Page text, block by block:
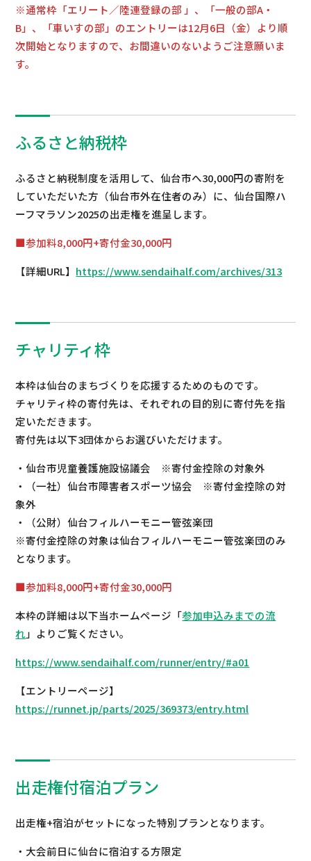
※通常枠「エリート／陸連登録の部 」、「一般の部A・
B」、「車いすの部」のエントリーは12月6日（金）より順
次開始となりますので、お間違いのないようご注意願いま
す。
ふるさと納税枠
ふるさと納税制度を活用して、仙台市へ30,000円の寄附を
していただいた方（仙台市外在住者のみ）に、仙台国際ハ
ーフマラソン2025の出走権を進呈します。
■参加料8,000円+寄付金30,000円
【詳細URL】 https://www.sendaihalf.com/archives/313
チャリティ枠
本枠は仙台のまちづくりを応援するためのものです。
チャリティ枠の寄付先は、それぞれの目的別に寄付先を指
定いただきます。
寄付先は以下3団体からお選びいただけます。
・仙台市児童養護施設協議会 ※寄付金控除の対象外
・（一社）仙台市障害者スポーツ協会 ※寄付金控除の対
象外
・（公財）仙台フィルハーモニー管弦楽団
※寄付金控除の対象は仙台フィルハーモニー管弦楽団のみ
となります。
■参加料8,000円+寄付金30,000円
本枠の詳細は以下当ホームページ「参加申込みまでの流
れ」よりご覧ください。
https://www.sendaihalf.com/runner/entry/#a01
【エントリーページ】
https://runnet.jp/parts/2025/369373/entry.html
出走権付宿泊プラン
出走権+宿泊がセットになった特別プランとなります。
・大会前日に仙台に宿泊する方限定